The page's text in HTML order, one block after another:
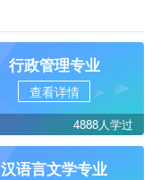
行政管理专业
查看详情
4888人学过
汉语言文学专业